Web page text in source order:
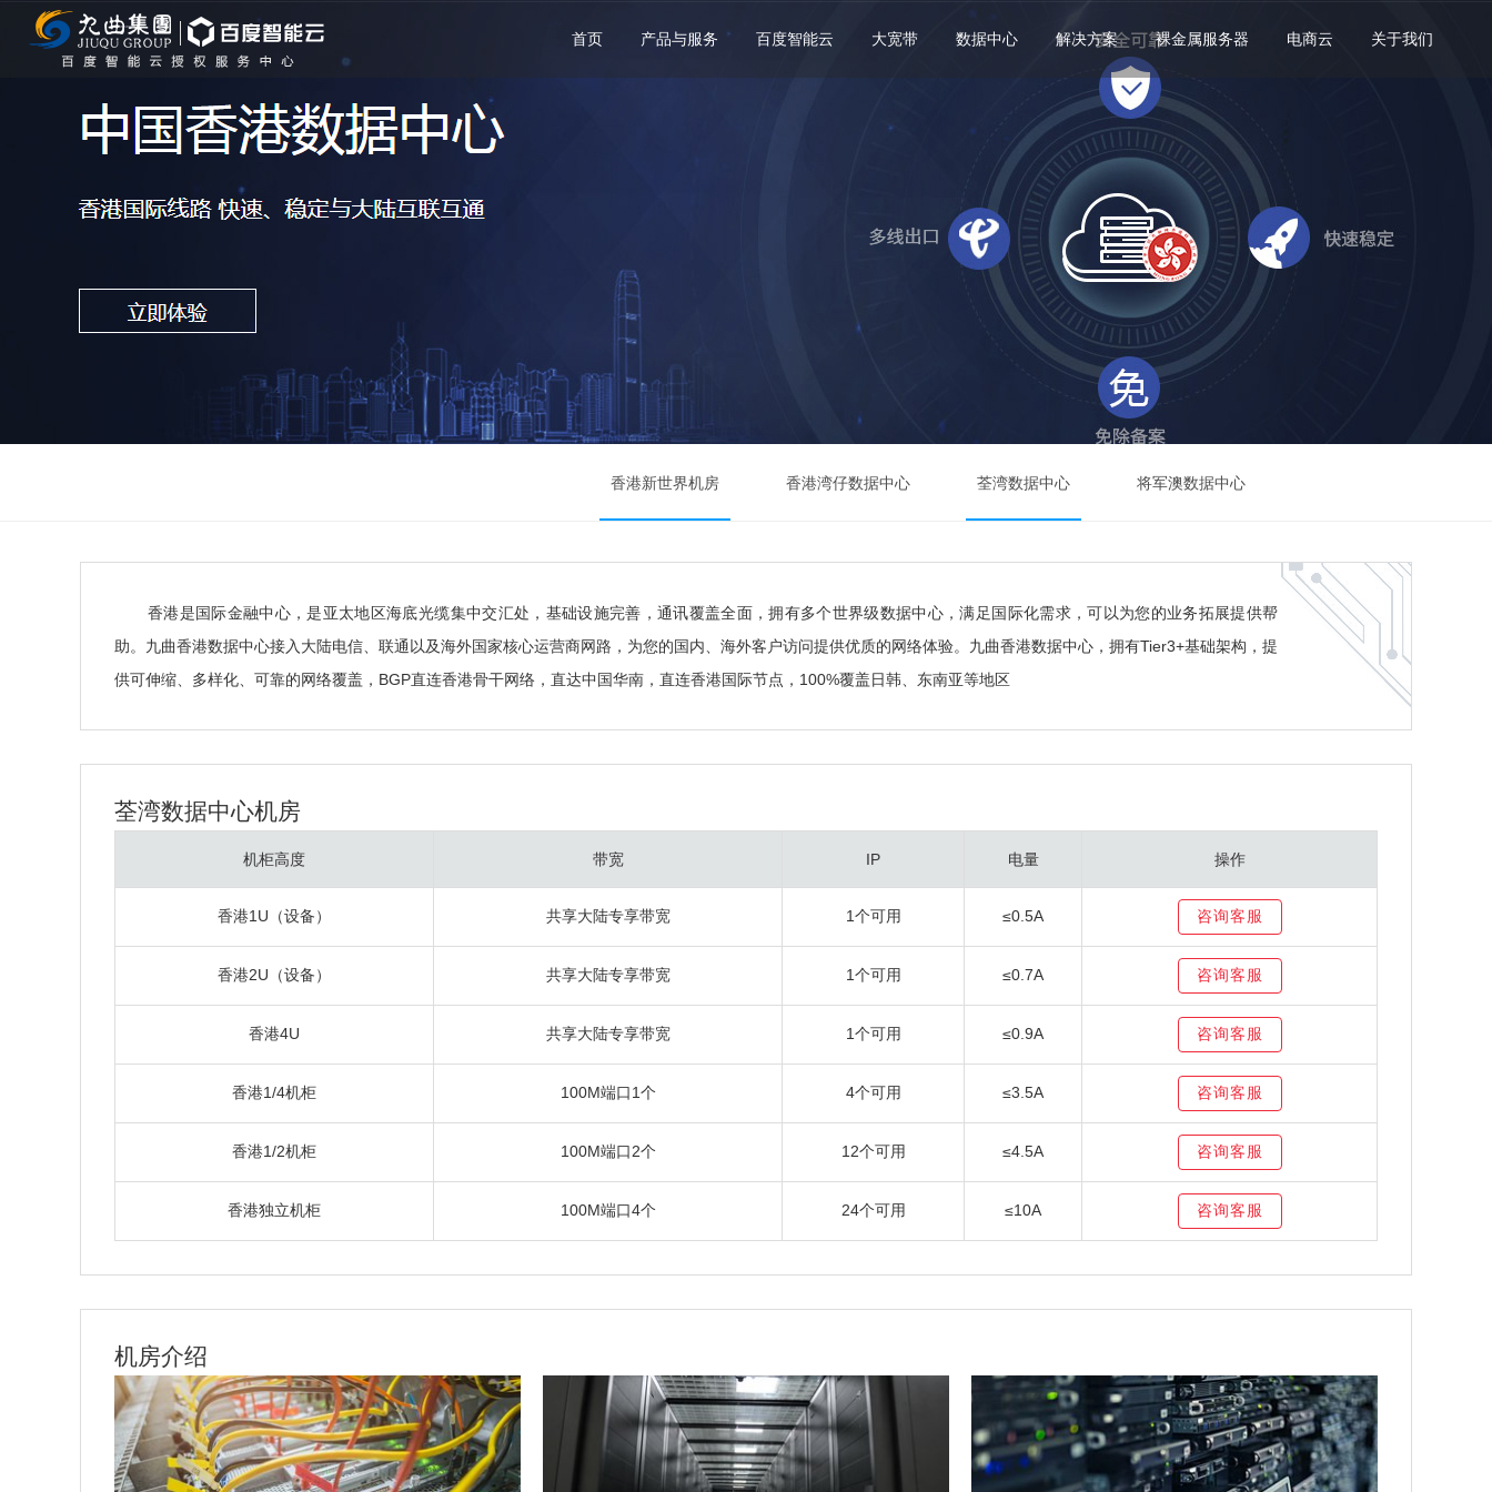
首页 产品与服务 百度智能云 大宽带 数据中心 解决方案 裸金属服务器 电商云 关于我们
香港新世界机房 香港湾仔数据中心 荃湾数据中心 将军澳数据中心
香港是国际金融中心，是亚太地区海底光缆集中交汇处，基础设施完善，通讯覆盖全面，拥有多个世界级数据中心，满足国际化需求，可以为您的业务拓展提供帮
助。九曲香港数据中心接入大陆电信、联通以及海外国家核心运营商网路，为您的国内、海外客户访问提供优质的网络体验。九曲香港数据中心，拥有Tier3+基础架构，提
供可伸缩、多样化、可靠的网络覆盖，BGP直连香港骨干网络，直达中国华南，直连香港国际节点，100%覆盖日韩、东南亚等地区
荃湾数据中心机房
机柜高度 带宽 IP 电量 操作
香港1U（设备） 共享大陆专享带宽 1个可用 ≤0.5A
香港2U（设备） 共享大陆专享带宽 1个可用 ≤0.7A
香港4U 共享大陆专享带宽 1个可用 ≤0.9A
香港1/4机柜 100M端口1个 4个可用 ≤3.5A
香港1/2机柜 100M端口2个 12个可用 ≤4.5A
香港独立机柜 100M端口4个 24个可用 ≤10A
机房介绍